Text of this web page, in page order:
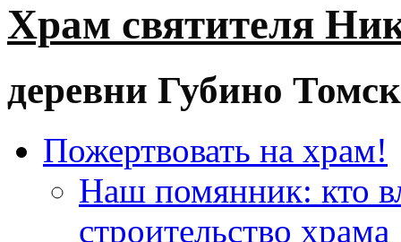
Храм святителя
деревни Губино
Пожертвовать на храм!
Наш помянник: кто
строительство храма